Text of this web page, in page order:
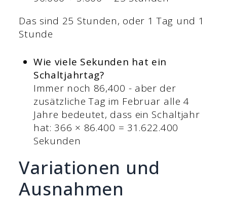
Das sind 25 Stunden, oder 1 Tag und 1
Stunde
Wie viele Sekunden hat ein
Schaltjahrtag?
Immer noch 86,400 - aber der
zusätzliche Tag im Februar alle 4
Jahre bedeutet, dass ein Schaltjahr
hat: 366 × 86.400 = 31.622.400
Sekunden
Variationen und
Ausnahmen